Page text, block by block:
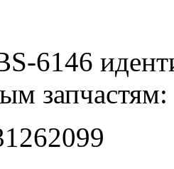
6146
запчастям: